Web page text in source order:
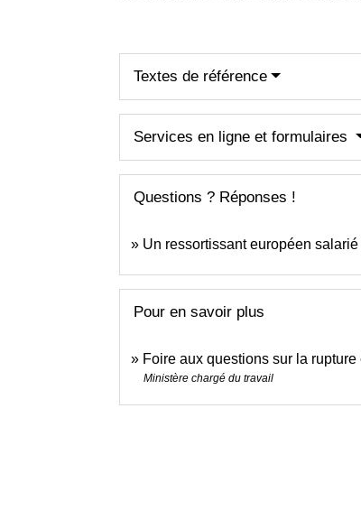
Textes de référence
Services en ligne et formulaires
Questions ? Réponses !
Un ressortissant européen
Pour en savoir plus
Foire aux questions sur la
Ministère chargé du travail